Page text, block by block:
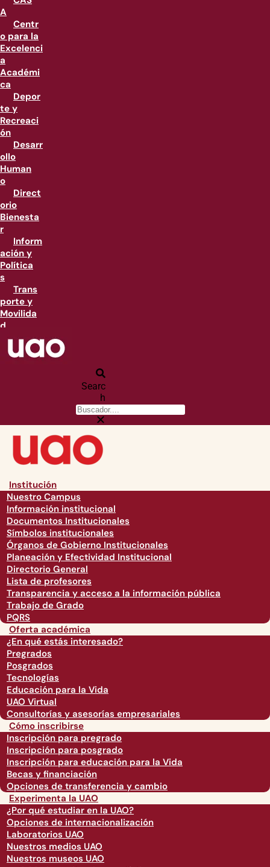
A
Centr
o para la
Excelenci
a
Académi
ca
Depor
te y
Recreaci
ón
Desarr
ollo
Human
o
Direct
orio
Bienesta
r
Inform
ación y
Política
s
Trans
porte y
Movilida
d
Searc
h
Institución
Nuestro Campus
Información institucional
Documentos Institucionales
Símbolos institucionales
Órganos de Gobierno Institucionales
Planeación y Efectividad Institucional
Directorio General
Lista de profesores
Transparencia y acceso a la información pública
Trabajo de Grado
PQRS
Oferta académica
¿En qué estás interesado?
Pregrados
Posgrados
Tecnologías
Educación para la Vida
UAO Virtual
Consultorías y asesorías empresariales
Cómo inscribirse
Inscripción para pregrado
Inscripción para posgrado
Inscripción para educación para la Vida
Becas y financiación
Opciones de transferencia y cambio
Experimenta la UAO
¿Por qué estudiar en la UAO?
Opciones de internacionalización
Laboratorios UAO
Nuestros medios UAO
Nuestros museos UAO